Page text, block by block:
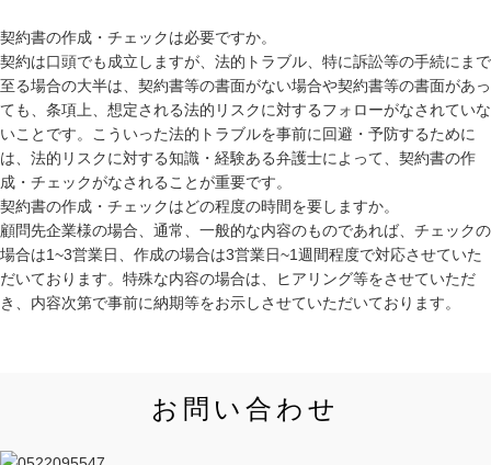
契約書の作成・チェックは必要ですか。
契約は口頭でも成立しますが、法的トラブル、特に訴訟等の手続にまで
至る場合の大半は、契約書等の書面がない場合や契約書等の書面があっ
ても、条項上、想定される法的リスクに対するフォローがなされていな
いことです。こういった法的トラブルを事前に回避・予防するために
は、法的リスクに対する知識・経験ある弁護士によって、契約書の作
成・チェックがなされることが重要です。
契約書の作成・チェックはどの程度の時間を要しますか。
顧問先企業様の場合、通常、一般的な内容のものであれば、チェックの
場合は1~3営業日、作成の場合は3営業日~1週間程度で対応させていた
だいております。特殊な内容の場合は、ヒアリング等をさせていただ
き、内容次第で事前に納期等をお示しさせていただいております。
お問い合わせ